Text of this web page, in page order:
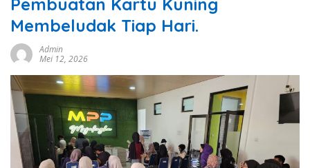
Pembuatan Kartu Kuning
Membeludak Tiap Hari.
Admin
Mei 12, 2026